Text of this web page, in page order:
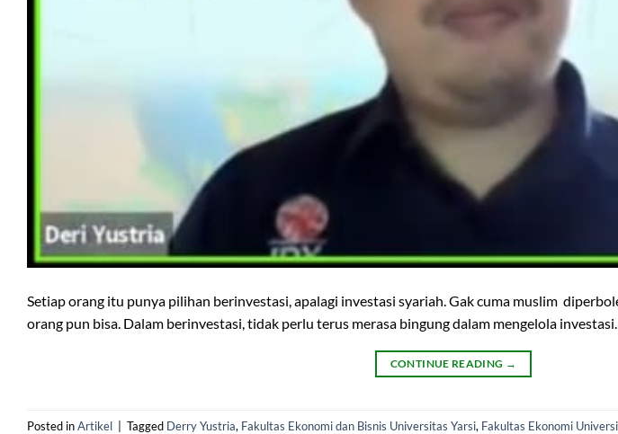
Setiap orang itu punya pilihan berinvestasi, apalagi investasi syariah. Gak cuma muslim
orang pun bisa. Dalam berinvestasi, tidak perlu terus merasa bingung dalam mengelola
CONTINUE READING →
Posted inArtikel | Tagged Derry Yustria, Fakultas Ekonomi dan Bisnis Universitas Yarsi, Fakultas Ekonomi